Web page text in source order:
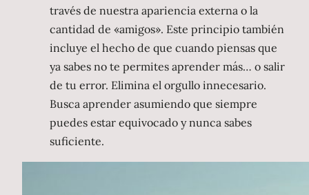
través de nuestra apariencia externa o la
cantidad de «amigos». Este principio también
incluye el hecho de que cuando piensas que
ya sabes no te permites aprender más… o salir
de tu error. Elimina el orgullo innecesario.
Busca aprender asumiendo que siempre
puedes estar equivocado y nunca sabes
suficiente.